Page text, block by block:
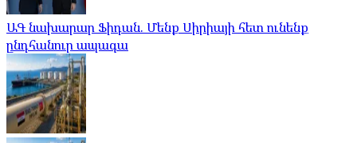
ԱԳ նախարար Ֆիդան. Մենք Սիրիայի հետ ունենք
ընդհանուր ապագա